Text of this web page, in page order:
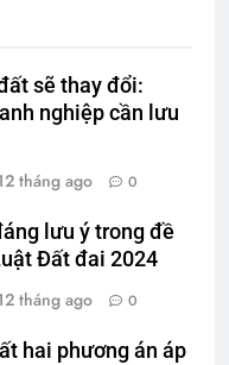
sẽ thay đổi:
nghiệp cần lưu
tháng ago 0
lưu ý trong đề
Đất đai 2024
tháng ago 0
hai phương án áp